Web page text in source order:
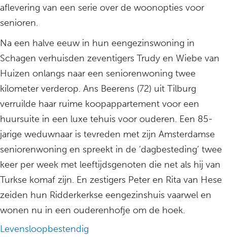
aflevering van een serie over de woonopties voor
senioren.
Na een halve eeuw in hun eengezinswoning in
Schagen verhuisden zeventigers Trudy en Wiebe van
Huizen onlangs naar een seniorenwoning twee
kilometer verderop. Ans Beerens (72) uit Tilburg
verruilde haar ruime koopappartement voor een
huursuite in een luxe tehuis voor ouderen. Een 85-
jarige weduwnaar is tevreden met zijn Amsterdamse
seniorenwoning en spreekt in de ‘dagbesteding’ twee
keer per week met leeftijdsgenoten die net als hij van
Turkse komaf zijn. En zestigers Peter en Rita van Hese
zeiden hun Ridderkerkse eengezinshuis vaarwel en
wonen nu in een ouderenhofje om de hoek.
Levensloopbestendig